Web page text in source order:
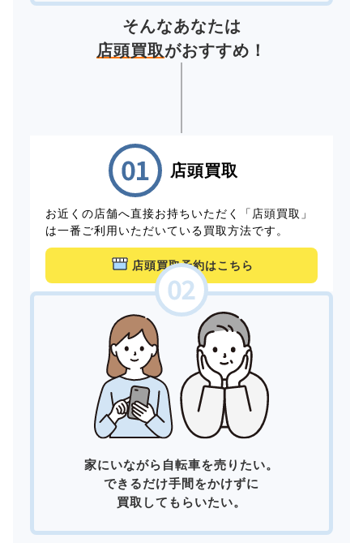
そんなあなたは
店頭買取がおすすめ！
店頭買取
お近くの店舗へ直接お持ちいただく「店頭買取」
は一番ご利用いただいている買取方法です。
店頭買取予約はこちら
家にいながら自転車を売りたい。
できるだけ手間をかけずに
買取してもらいたい。